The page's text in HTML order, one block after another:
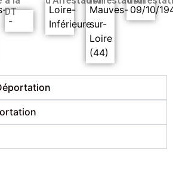
DT
-
Loire-
Inférieure
Mauves-
sur-
Loire
(44)
09/10/